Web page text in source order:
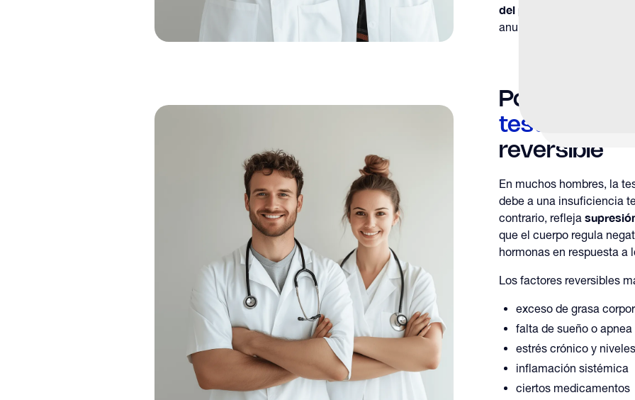
del propio sistema
anularlo.
Por qué
testosterona
reversible
En muchos hombres, la
debe a una insuficiencia
contrario, refleja
que el cuerpo regula
hormonas en respuesta a
Los factores reversibles
exceso de grasa
falta de sueño o
estrés crónico y
inflamación sistémica
ciertos medicamentos